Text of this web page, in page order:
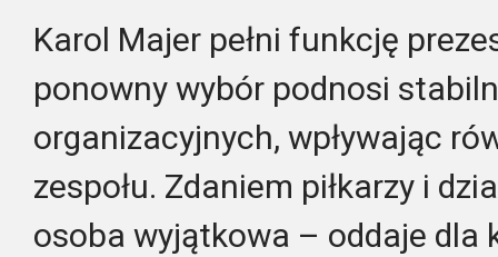
Karol Majer pełni funkcję
ponowny wybór podnosi
organizacyjnych, wpływając
zespołu. Zdaniem piłkarzy i
osoba wyjątkowa – oddaje dla